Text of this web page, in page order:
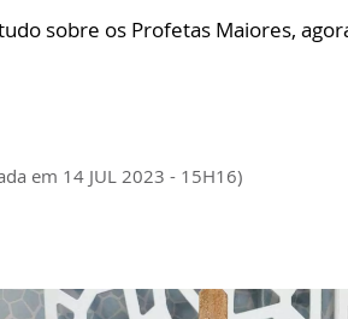
sobre os Profetas Maiores,
em 14 JUL 2023 - 15H16)